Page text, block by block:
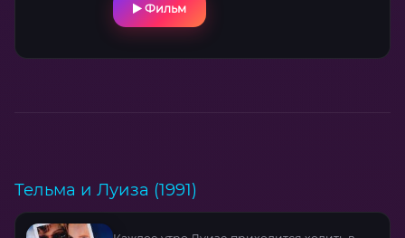
Фильм
Тельма и Луиза (1991)